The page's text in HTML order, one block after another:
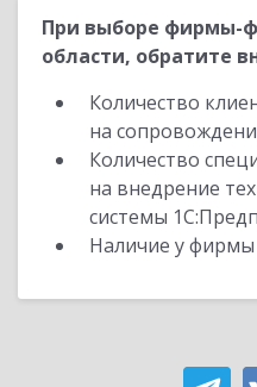
При выборе фирмы-
области, обратите
Количество
на
Количество
на внедрение
системы
Наличие у фирмы